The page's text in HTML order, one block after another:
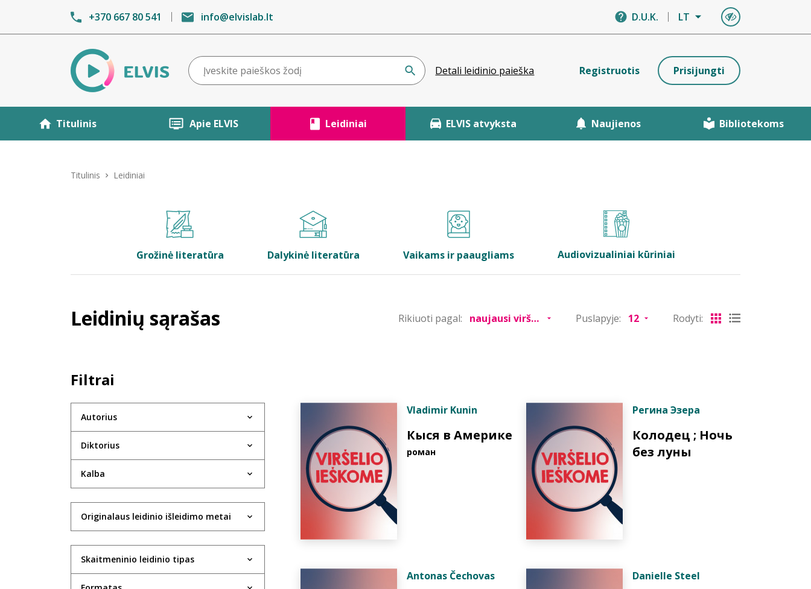
+370 667 80 541 info@elvislab.lt D.U.K. LT
Detali leidinio paieška Registruotis Prisijungti
Titulinis Apie ELVIS Leidiniai ELVIS atvyksta Naujienos Bibliotekoms
Titulinis Leidiniai
Grožinė literatūra Dalykinė literatūra Vaikams ir paaugliams Audiovizualiniai kūriniai
Leidinių sąrašas Rikiuoti pagal: Puslapyje: Rodyti:
Filtrai
Autorius
Diktorius
Kalba
Originalaus leidinio išleidimo metai
Skaitmeninio leidinio tipas
Vladimir Kunin
Кыся в Америке
pоман
Регина Эзера
Колодец ; Ночь
без луны
Antonas Čechovas Danielle Steel